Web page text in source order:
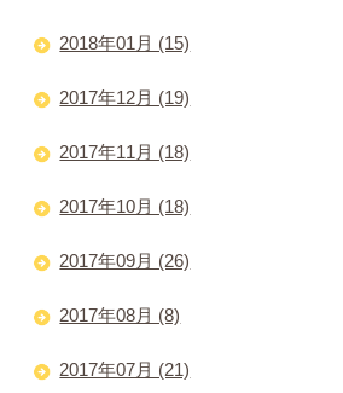
2018年01月 (15)
2017年12月 (19)
2017年11月 (18)
2017年10月 (18)
2017年09月 (26)
2017年08月 (8)
2017年07月 (21)